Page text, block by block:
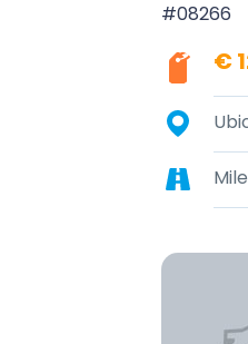
#08266
€